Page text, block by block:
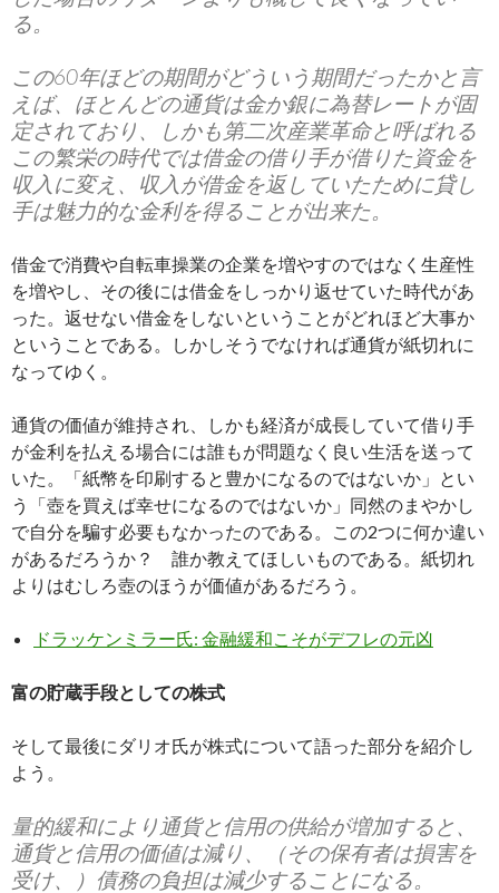
る。
この60年ほどの期間がどういう期間だったかと言
えば、ほとんどの通貨は金か銀に為替レートが固
定されており、しかも第二次産業革命と呼ばれる
この繁栄の時代では借金の借り手が借りた資金を
収入に変え、収入が借金を返していたために貸し
手は魅力的な金利を得ることが出来た。
借金で消費や自転車操業の企業を増やすのではなく生産性
を増やし、その後には借金をしっかり返せていた時代があ
った。返せない借金をしないということがどれほど大事か
ということである。しかしそうでなければ通貨が紙切れに
なってゆく。
通貨の価値が維持され、しかも経済が成長していて借り手
が金利を払える場合には誰もが問題なく良い生活を送って
いた。「紙幣を印刷すると豊かになるのではないか」とい
う「壺を買えば幸せになるのではないか」同然のまやかし
で自分を騙す必要もなかったのである。この2つに何か違い
があるだろうか？ 誰か教えてほしいものである。紙切れ
よりはむしろ壺のほうが価値があるだろう。
ドラッケンミラー氏: 金融緩和こそがデフレの元凶
富の貯蔵手段としての株式
そして最後にダリオ氏が株式について語った部分を紹介し
よう。
量的緩和により通貨と信用の供給が増加すると、
通貨と信用の価値は減り、（その保有者は損害を
受け、）債務の負担は減少することになる。